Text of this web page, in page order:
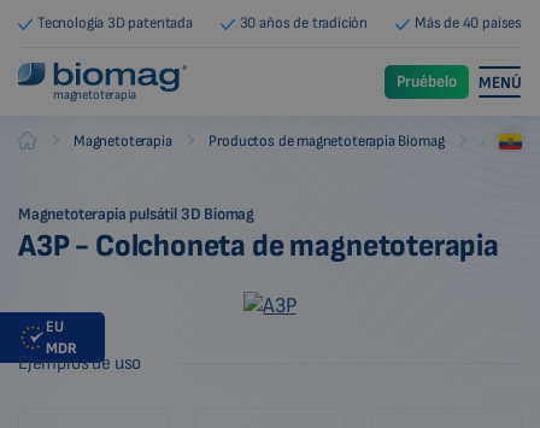
Tecnología 3D patentada 30 años de tradición Más de 40 países
magnetoterapia
Pruébelo MENÚ
Biomag Magnetoterapia Productos de magnetoterapia Biomag
Magnetoterapia pulsátil 3D Biomag
A3P - Colchoneta de magnetoterapia
EU
MDR
Ejemplos de uso